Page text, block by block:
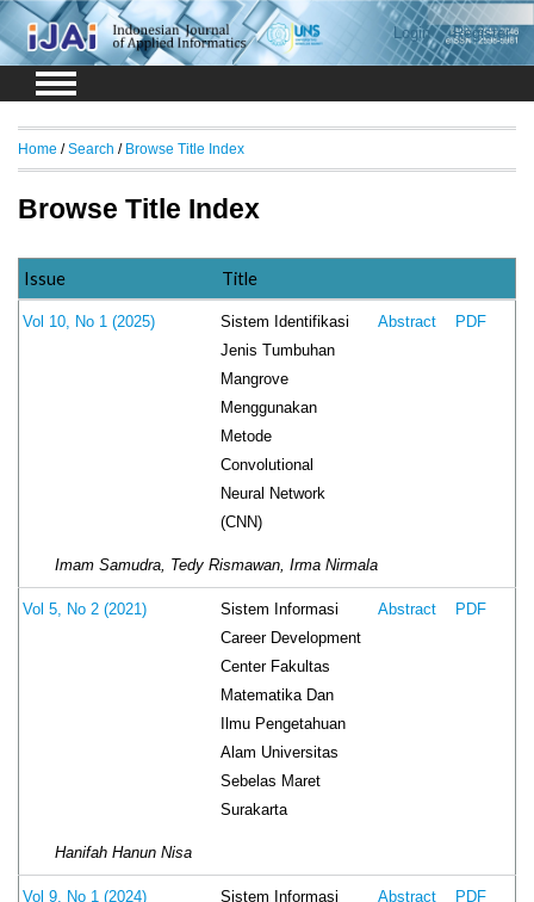
Login Register
Home /Search / Browse Title Index
Browse Title Index
Issue Title
Vol 10, No 1 (2025)
Sistem Identifikasi
Jenis Tumbuhan
Mangrove
Menggunakan
Metode
Convolutional
Neural Network
(CNN)
Abstract PDF
Imam Samudra, Tedy Rismawan, Irma Nirmala
Vol 5, No 2 (2021)
Sistem Informasi
Career Development
Center Fakultas
Matematika Dan
Ilmu Pengetahuan
Alam Universitas
Sebelas Maret
Surakarta
Abstract PDF
Hanifah Hanun Nisa
Vol 9, No 1 (2024)
Sistem Informasi
Abstract PDF